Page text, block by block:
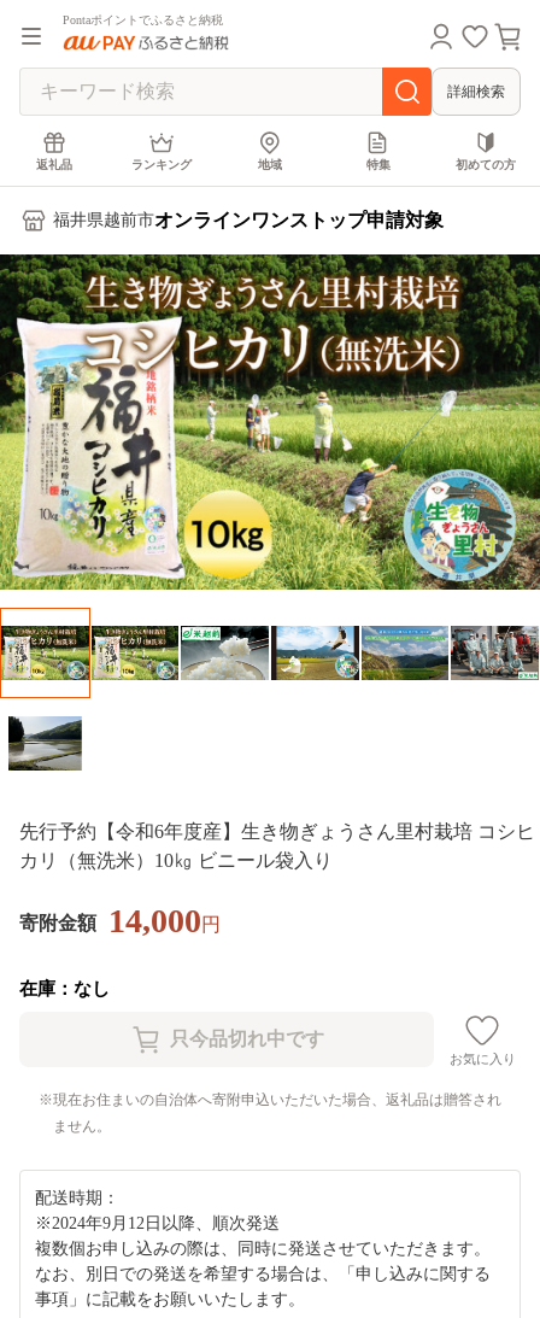
Pontaポイントでふるさと納税
詳細検索
返礼品 ランキング 地域 特集 初めての方
福井県越前市オンラインワンストップ申請対象
先行予約【令和6年度産】生き物ぎょうさん里村栽培 コシヒ
カリ（無洗米）10㎏ ビニール袋入り
寄附金額 14,000円
在庫：なし
お気に入り
現在お住まいの自治体へ寄附申込いただいた場合、返礼品は贈答され
ません。
配送時期：
※2024年9月12日以降、順次発送
複数個お申し込みの際は、同時に発送させていただきます。
なお、別日での発送を希望する場合は、「申し込みに関する
事項」に記載をお願いいたします。